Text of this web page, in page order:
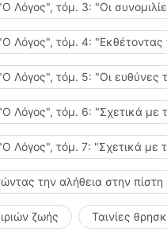
είναι το νέο έργο. Οι
καλύψουν τις
το έργο του εδώ και
η οδός του
από την αξία της
«ιερό βιβλίο», η
βιβλίο», η νέα
να σε αλλάξει,
Λόγος", τόμ. 3: "Οι
Λόγος", τόμ. 4: "Εκθέτοντας
Λόγος", τόμ. 5: "Οι
Λόγος", τόμ. 6: "Σχετικά με
Λόγος", τόμ. 7: "Σχετικά με
την αλήθεια στην πίστη
ζωής Ταινίες